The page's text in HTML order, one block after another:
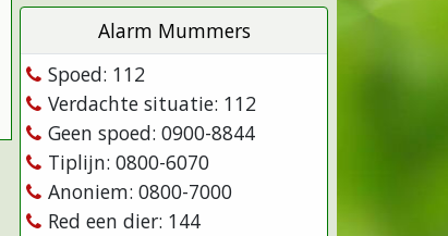
Alarm Mummers
Spoed: 112
Verdachte situatie: 112
Geen spoed: 0900-8844
Tiplijn: 0800-6070
Anoniem: 0800-7000
Red een dier: 144